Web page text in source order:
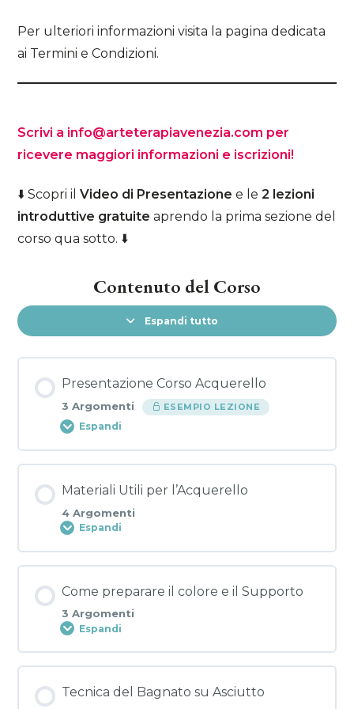
Per ulteriori informazioni visita la pagina dedicata
ai Termini e Condizioni.
Scrivi a info@arteterapiavenezia.com per
ricevere maggiori informazioni e iscrizioni!
⬇️ Scopri ilVideo di Presentazione e le2 lezioni
introduttive gratuite aprendo la prima sezione del
corso qua sotto. ⬇️
Contenuto del Corso
Espandi tutto
Presentazione Corso Acquerello
3 Argomenti ESEMPIO LEZIONE
Espandi
00-02 Le Caratteristiche dell’Acquarello
00-03 Storia dell’Acquerello
Materiali Utili per l’Acquerello
4 Argomenti
Espandi
0% COMPLETATO
Come preparare il colore e il Supporto
3 Argomenti
Espandi
Tecnica del Bagnato su Asciutto